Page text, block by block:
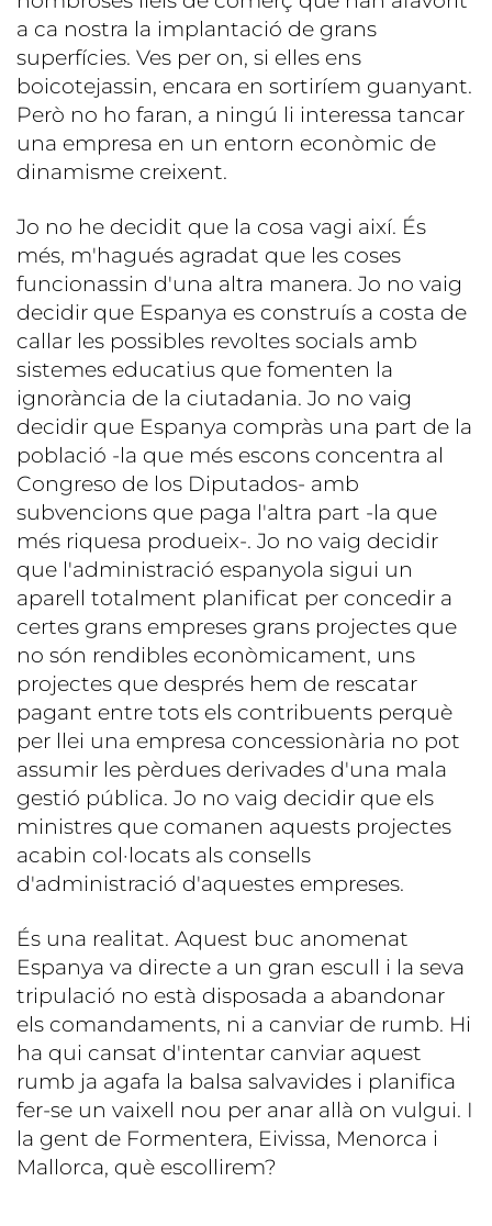
a ca nostra la implantació de grans
superfícies. Ves per on, si elles ens
boicotejassin, encara en sortiríem guanyant.
Però no ho faran, a ningú li interessa tancar
una empresa en un entorn econòmic de
dinamisme creixent.
Jo no he decidit que la cosa vagi així. És
més, m'hagués agradat que les coses
funcionassin d'una altra manera. Jo no vaig
decidir que Espanya es construís a costa de
callar les possibles revoltes socials amb
sistemes educatius que fomenten la
ignorància de la ciutadania. Jo no vaig
decidir que Espanya compràs una part de la
població -la que més escons concentra al
Congreso de los Diputados- amb
subvencions que paga l'altra part -la que
més riquesa produeix-. Jo no vaig decidir
que l'administració espanyola sigui un
aparell totalment planificat per concedir a
certes grans empreses grans projectes que
no són rendibles econòmicament, uns
projectes que després hem de rescatar
pagant entre tots els contribuents perquè
per llei una empresa concessionària no pot
assumir les pèrdues derivades d'una mala
gestió pública. Jo no vaig decidir que els
ministres que comanen aquests projectes
acabin col·locats als consells
d'administració d'aquestes empreses.
És una realitat. Aquest buc anomenat
Espanya va directe a un gran escull i la seva
tripulació no està disposada a abandonar
els comandaments, ni a canviar de rumb. Hi
ha qui cansat d'intentar canviar aquest
rumb ja agafa la balsa salvavides i planifica
fer-se un vaixell nou per anar allà on vulgui. I
la gent de Formentera, Eivissa, Menorca i
Mallorca, què escollirem?